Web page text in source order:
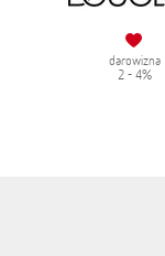
darowizna
2 - 4%